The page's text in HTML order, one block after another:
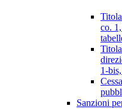
co.
1-
Sanzioni